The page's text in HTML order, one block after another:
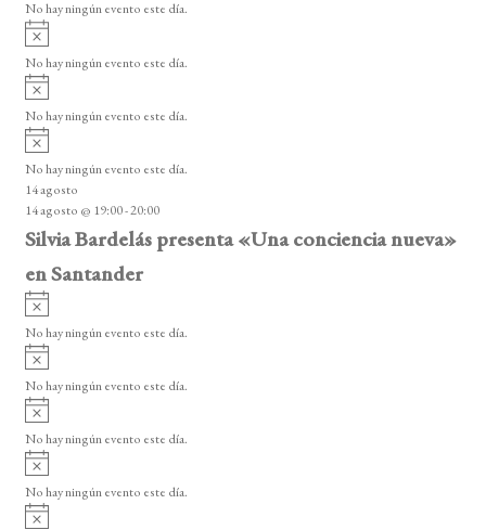
o
i
o
No hay ningún evento este día.
A
v
i
o
No hay ningún evento este día.
A
v
i
o
No hay ningún evento este día.
A
v
i
s
o
No hay ningún evento este día.
14 agosto
14 agosto @ 19:00-20:00
Silvia Bardelás presenta «Una conciencia nueva»
en Santander
A
v
i
o
No hay ningún evento este día.
A
v
i
o
No hay ningún evento este día.
A
v
i
o
No hay ningún evento este día.
A
v
i
No hay ningún evento este día.
A